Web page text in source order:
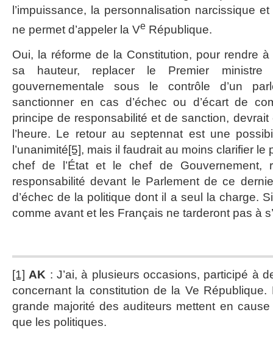
l’impuissance, la personnalisation narcissique
ne permet d’appeler la Ve République.
Oui, la réforme de la Constitution, pour rendre
sa hauteur, replacer le Premier
gouvernementale sous le contrôle d’un
sanctionner en cas d’échec ou d’écart de
principe de responsabilité et de sanction,
l’heure. Le retour au septennat est une
l’unanimité[5], mais il faudrait au moins clarifier le
chef de l’État et le chef de Gouvernement,
responsabilité devant le Parlement de ce
d’échec de la politique dont il a seul la charge.
comme avant et les Français ne tarderont pas à
[1] AK : J’ai, à plusieurs occasions, participé à
concernant la constitution de la Ve République.
grande majorité des auditeurs mettent en
que les politiques.